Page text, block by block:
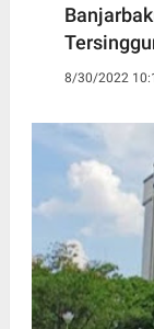
8/30/2022